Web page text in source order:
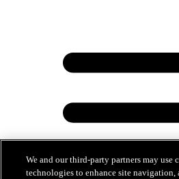
We and our third-party partners may use
technologies to enhance site navigation,